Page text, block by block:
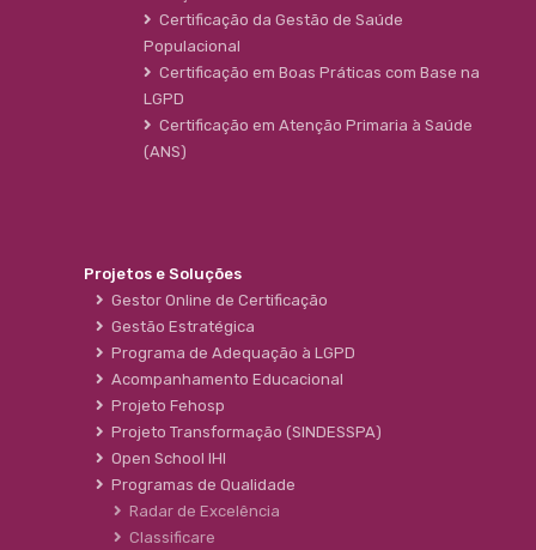
Certificação da Gestão de Saúde
Populacional
Certificação em Boas Práticas com Base na
LGPD
Certificação em Atenção Primaria à Saúde
(ANS)
Projetos e Soluções
Gestor Online de Certificação
Gestão Estratégica
Programa de Adequação à LGPD
Acompanhamento Educacional
Projeto Fehosp
Projeto Transformação (SINDESSPA)
Open School IHI
Programas de Qualidade
Radar de Excelência
Classificare